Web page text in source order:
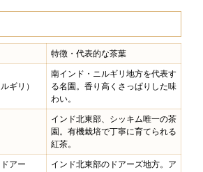
特徴・代表的な茶葉
ギリ）
南インド・ニルギリ地方を代表す
る名園。香り高くさっぱりした味
わい。
インド北東部、シッキム唯一の茶
園。有機栽培で丁寧に育てられる
紅茶。
アー
インド北東部のドアーズ地方。ア